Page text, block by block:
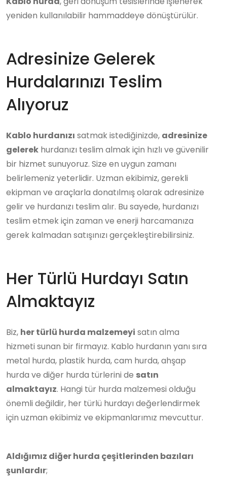
yeniden kullanılabilir hammaddeye dönüştürülür.
Adresinize Gelerek
Hurdalarınızı Teslim
Alıyoruz
Kablo hurdanızı satmak istediğinizde, adresinize
gelerek hurdanızı teslim almak için hızlı ve güvenilir
bir hizmet sunuyoruz. Size en uygun zamanı
belirlemeniz yeterlidir. Uzman ekibimiz, gerekli
ekipman ve araçlarla donatılmış olarak adresinize
gelir ve hurdanızı teslim alır. Bu sayede, hurdanızı
teslim etmek için zaman ve enerji harcamanıza
gerek kalmadan satışınızı gerçekleştirebilirsiniz.
Her Türlü Hurdayı Satın
Almaktayız
Biz, her türlü hurda malzemeyi satın alma
hizmeti sunan bir firmayız. Kablo hurdanın yanı sıra
metal hurda, plastik hurda, cam hurda, ahşap
hurda ve diğer hurda türlerini de satın
almaktayız. Hangi tür hurda malzemesi olduğu
önemli değildir, her türlü hurdayı değerlendirmek
için uzman ekibimiz ve ekipmanlarımız mevcuttur.
Aldığımız diğer hurda çeşitlerinden bazıları
şunlardır;